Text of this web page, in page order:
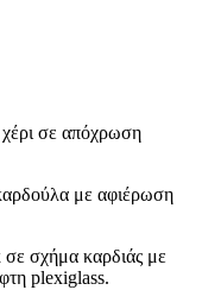
χέρι σε απόχρωση
με αφιέρωση
σε σχήμα καρδιάς με
plexiglass.